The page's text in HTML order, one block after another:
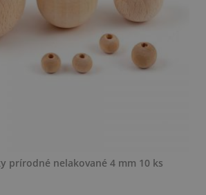
prírodné nelakované 4 mm 10 ks